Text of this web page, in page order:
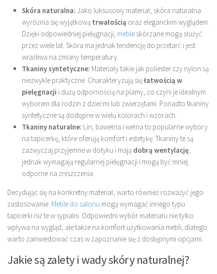
Skóra naturalna: Jako luksusowy materiał, skóra naturalna
wyróżnia się wyjątkową trwałością oraz eleganckim wyglądem.
Dzięki odpowiedniej pielęgnacji, meble skórzane mogą służyć
przez wiele lat. Skóra ma jednak tendencję do przetarć i jest
wrażliwa na zmiany temperatury.
Tkaniny syntetyczne: Materiały takie jak poliester czy nylon są
niezwykle praktyczne. Charakteryzują sięłatwością w
pielęgnacji i dużą odpornością na plamy, co czyni je idealnym
wyborem dla rodzin z dziećmi lub zwierzętami. Ponadto tkaniny
syntetyczne są dostępne w wielu kolorach i wzorach.
Tkaniny naturalne: Lin, bawełna i wełna to popularne wybory
na tapicerkę, które oferują komfort i estetykę. Tkaniny te są
zazwyczaj przyjemne w dotyku i mają dobrą wentylację
jednak wymagają regularnej pielęgnacji i mogą być mniej
odporne na zniszczenia.
Decydując się na konkretny materiał, warto również rozważyć jego
zastosowanie. Meble do salonu mogą wymagać innego typu
tapicerki niż te w sypialni. Odpowiedni wybór materiału nie tylko
wpływa na wygląd, ale także na komfort użytkowania mebli, dlatego
warto zainwestować czas w zapoznanie się z dostępnymi opcjami.
Jakie są zalety i wady skóry naturalnej?